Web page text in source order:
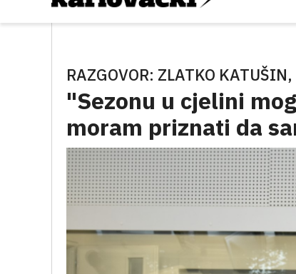
RAZGOVOR: ZLATKO
"Sezonu u cjelini
moram priznati da